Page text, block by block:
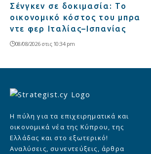
Σένγκεν σε δοκιμασία: Το
οικονομικό κόστος του μπρα
ντε φερ Ιταλίας–Ισπανίας
08/08/2026 στις 10:34 pm
Η πύλη για τα επιχειρηματικά και
οικονομικά νέα της Κύπρου, της
Ελλάδας και στο εξωτερικό!
Αναλύσεις, συνεντεύξεις, άρθρα